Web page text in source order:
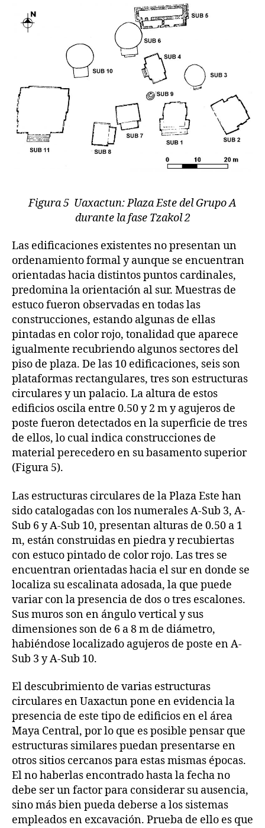
Figura 5 Uaxactun: Plaza Este del Grupo A
durante la fase Tzakol 2
Las edificaciones existentes no presentan un
ordenamiento formal y aunque se encuentran
orientadas hacia distintos puntos cardinales,
predomina la orientación al sur. Muestras de
estuco fueron observadas en todas las
construcciones, estando algunas de ellas
pintadas en color rojo, tonalidad que aparece
igualmente recubriendo algunos sectores del
piso de plaza. De las 10 edificaciones, seis son
plataformas rectangulares, tres son estructuras
circulares y un palacio. La altura de estos
edificios oscila entre 0.50 y 2 m y agujeros de
poste fueron detectados en la superficie de tres
de ellos, lo cual indica construcciones de
material perecedero en su basamento superior
(Figura 5).
Las estructuras circulares de la Plaza Este han
sido catalogadas con los numerales A-Sub 3, A-
Sub 6 y A-Sub 10, presentan alturas de 0.50 a 1
m, están construidas en piedra y recubiertas
con estuco pintado de color rojo. Las tres se
encuentran orientadas hacia el sur en donde se
localiza su escalinata adosada, la que puede
variar con la presencia de dos o tres escalones.
Sus muros son en ángulo vertical y sus
dimensiones son de 6 a 8 m de diámetro,
habiéndose localizado agujeros de poste en A-
Sub 3 y A-Sub 10.
El descubrimiento de varias estructuras
circulares en Uaxactun pone en evidencia la
presencia de este tipo de edificios en el área
Maya Central, por lo que es posible pensar que
estructuras similares puedan presentarse en
otros sitios cercanos para estas mismas épocas.
El no haberlas encontrado hasta la fecha no
debe ser un factor para considerar su ausencia,
sino más bien pueda deberse a los sistemas
empleados en excavación. Prueba de ello es que